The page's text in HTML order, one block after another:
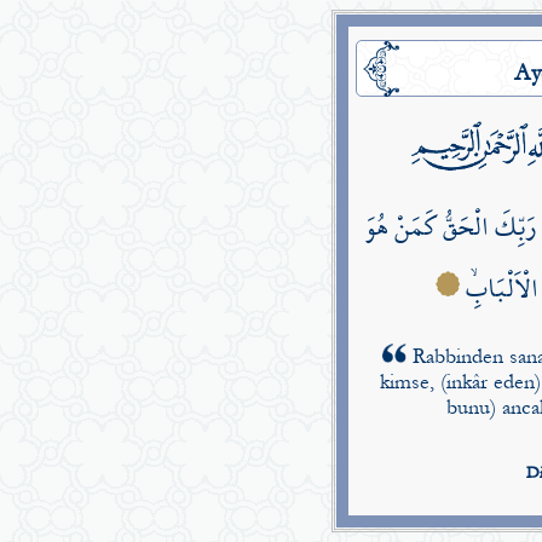
رَبِّكَ الْحَقُّ كَمَنْ هُوَ
Rabbinden
kimse, (inkâr
bunu)